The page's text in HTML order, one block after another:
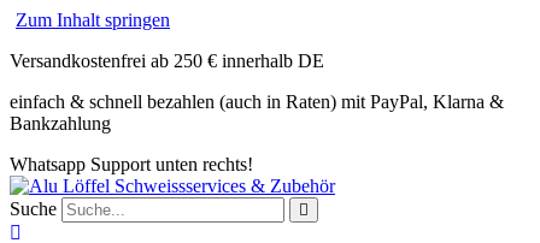
Zum Inhalt springen
Versandkostenfrei ab 250 € innerhalb DE
einfach & schnell bezahlen (auch in Raten) mit PayPal, Klarna &
Bankzahlung
Whatsapp Support unten rechts!
Suche